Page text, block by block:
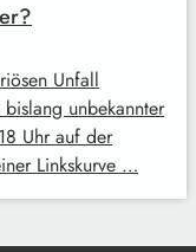
Unfall
unbekannter
Uhr auf der
Linkskurve …